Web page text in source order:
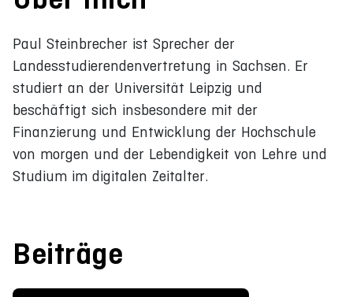
Paul Steinbrecher ist Sprecher der
Landesstudierendenvertretung in Sachsen. Er
studiert an der Universität Leipzig und
beschäftigt sich insbesondere mit der
Finanzierung und Entwicklung der Hochschule
von morgen und der Lebendigkeit von Lehre und
Studium im digitalen Zeitalter.
Beiträge